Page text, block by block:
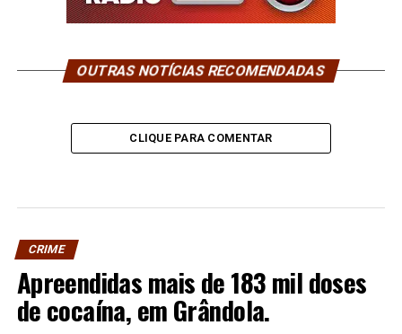
OUTRAS NOTÍCIAS RECOMENDADAS
CLIQUE PARA COMENTAR
CRIME
Apreendidas mais de 183 mil doses
de cocaína, em Grândola.